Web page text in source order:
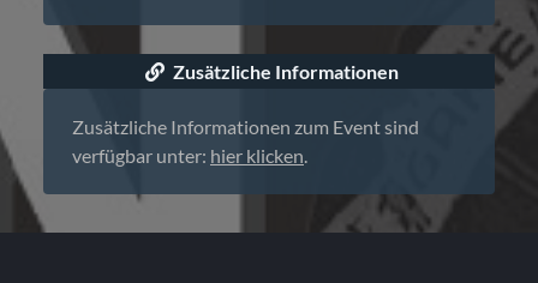
Zusätzliche Informationen
Zusätzliche Informationen zum Event sind
verfügbar unter: hier klicken.